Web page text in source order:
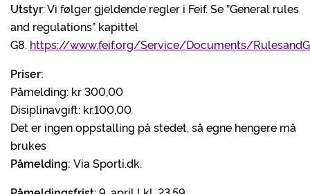
Utstyr: Vi følger gjeldende regler i Feif. Se ”General rules
and regulations” kapittel
G8. https://www.feif.org/Service/Documents/
Priser:
Påmelding: kr 300,00
Disiplinavgift: kr.100,00
Det er ingen oppstalling på stedet, så egne hengere må
brukes
Påmelding: Via Sporti.dk.